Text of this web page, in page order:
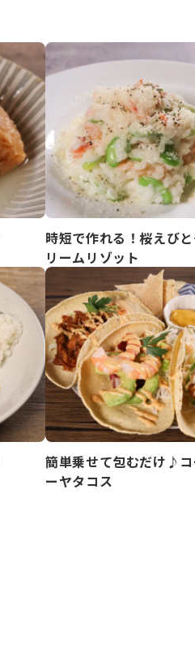
時短で作れる！桜えび
リームリゾット
簡単乗せて包むだけ♪コ
ーヤタコス